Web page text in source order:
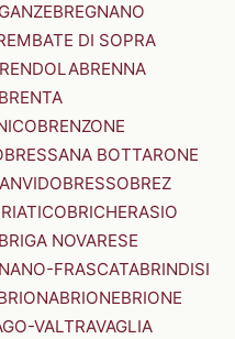
BREGNANO
DI SOPRA
BRENNA
BRENTA
BRENZONE
BRESSANA BOTTARONE
BRESSOBREZ
BRICHERASIO
BRIGA NOVARESE
FRASCATABRINDISI
BRIONEBRIONE
VALTRAVAGLIA